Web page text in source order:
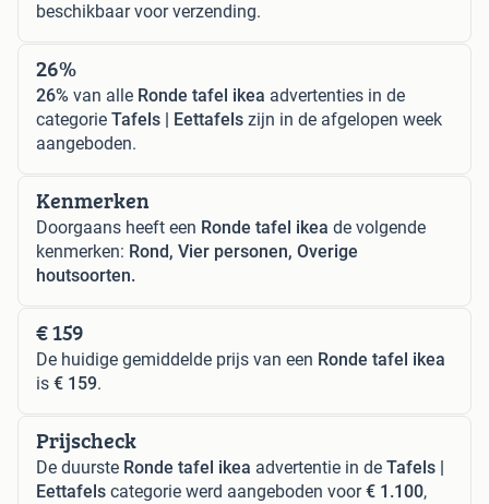
beschikbaar voor verzending.
26%
26% van alle Ronde tafel ikea advertenties in de
categorie Tafels | Eettafels zijn in de afgelopen week
aangeboden.
Kenmerken
Doorgaans heeft een Ronde tafel ikea de volgende
kenmerken: Rond, Vier personen, Overige
houtsoorten.
€ 159
De huidige gemiddelde prijs van een Ronde tafel ikea
is € 159.
Prijscheck
De duurste Ronde tafel ikea advertentie in de Tafels |
Eettafels categorie werd aangeboden voor€ 1.100,